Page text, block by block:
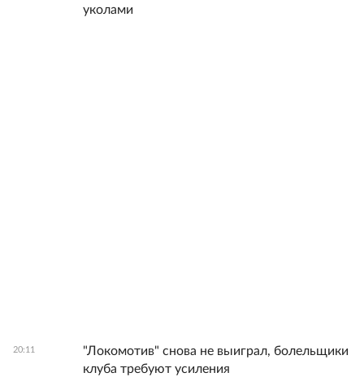
уколами
20:11
"Локомотив" снова не выиграл, болельщики
клуба требуют усиления